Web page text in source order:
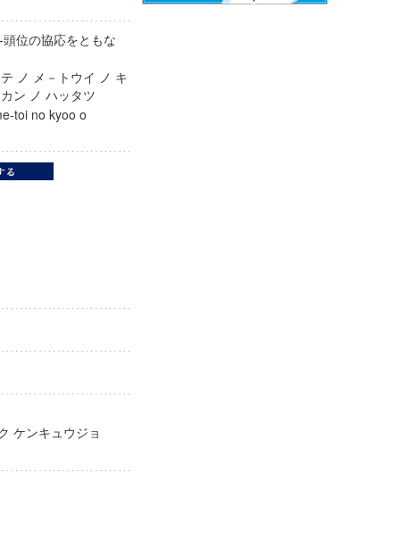
位の協応をともな
ノ メ－トウイ ノ キ
カン ノ ハッタツ
toi no kyoo o
ケンキュウジョ